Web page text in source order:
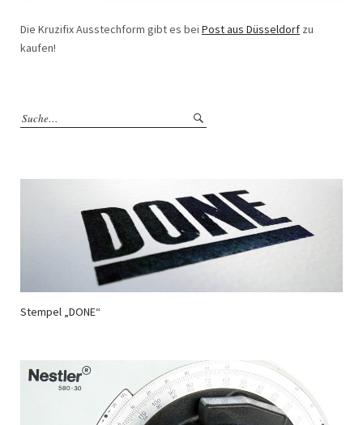
Die Kruzifix Ausstechform gibt es bei Post aus Düsseldorf zu
kaufen!
Stempel „DONE“